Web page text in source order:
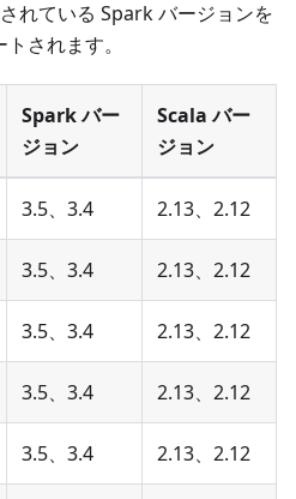
れている Spark バージョンを
されます。
Spark バー
ジョン
Scala バー
ジョン
3.5、3.4 2.13、2.12
3.5、3.4 2.13、2.12
3.5、3.4 2.13、2.12
3.5、3.4 2.13、2.12
3.5、3.4 2.13、2.12